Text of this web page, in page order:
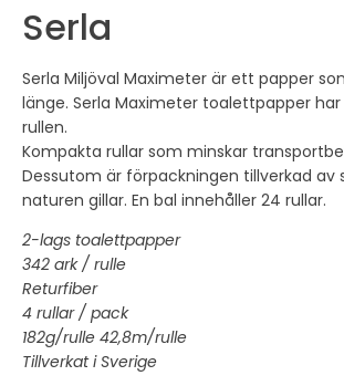
Serla
Serla Miljöval Maximeter är ett papper
länge. Serla Maximeter toalettpapper
rullen.
Kompakta rullar som minskar
Dessutom är förpackningen tillverkad av
naturen gillar. En bal innehåller 24 rullar.
2-lags toalettpapper
342 ark / rulle
Returfiber
4 rullar / pack
182g/rulle 42,8m/rulle
Tillverkat i Sverige